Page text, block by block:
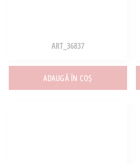
ART_36837
ADAUGĂ ÎN COȘ